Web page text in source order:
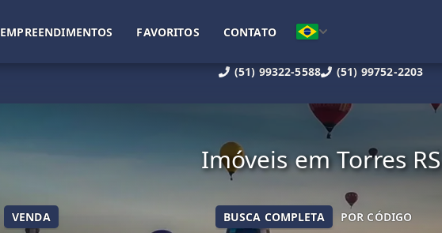
(51) 99322-5588 (51) 99752-2203
EMPREENDIMENTOS FAVORITOS CONTATO
Imóveis em Torres RS
VENDA BUSCA COMPLETA POR CÓDIGO